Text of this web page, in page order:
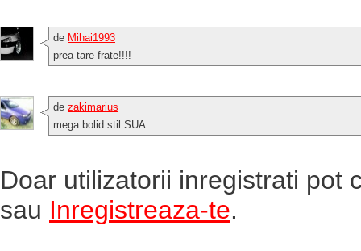
de Mihai1993
prea tare frate!!!!
de zakimarius
mega bolid stil SUA...
Doar utilizatorii inregistrati pot
sau Inregistreaza-te.